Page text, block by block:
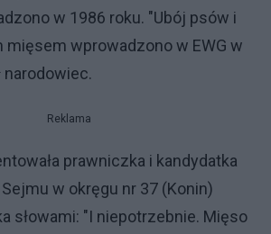
w 1986 roku. "Ubój psów i
mięsem wprowadzono w EWG w
narodowiec.
Reklama
prawniczka i kandydatka
w okręgu nr 37 (Konin)
słowami: "I niepotrzebnie. Mięso